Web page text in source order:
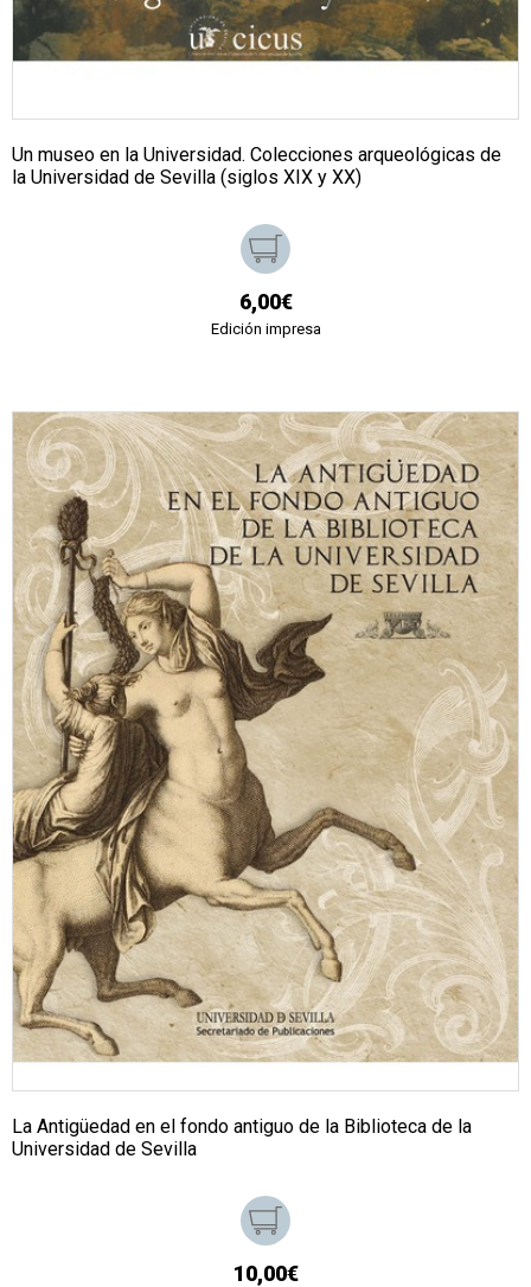
Un museo en la Universidad. Colecciones arqueológicas de
la Universidad de Sevilla (siglos XIX y XX)
6,00€
Edición impresa
La Antigüedad en el fondo antiguo de la Biblioteca de la
Universidad de Sevilla
10,00€